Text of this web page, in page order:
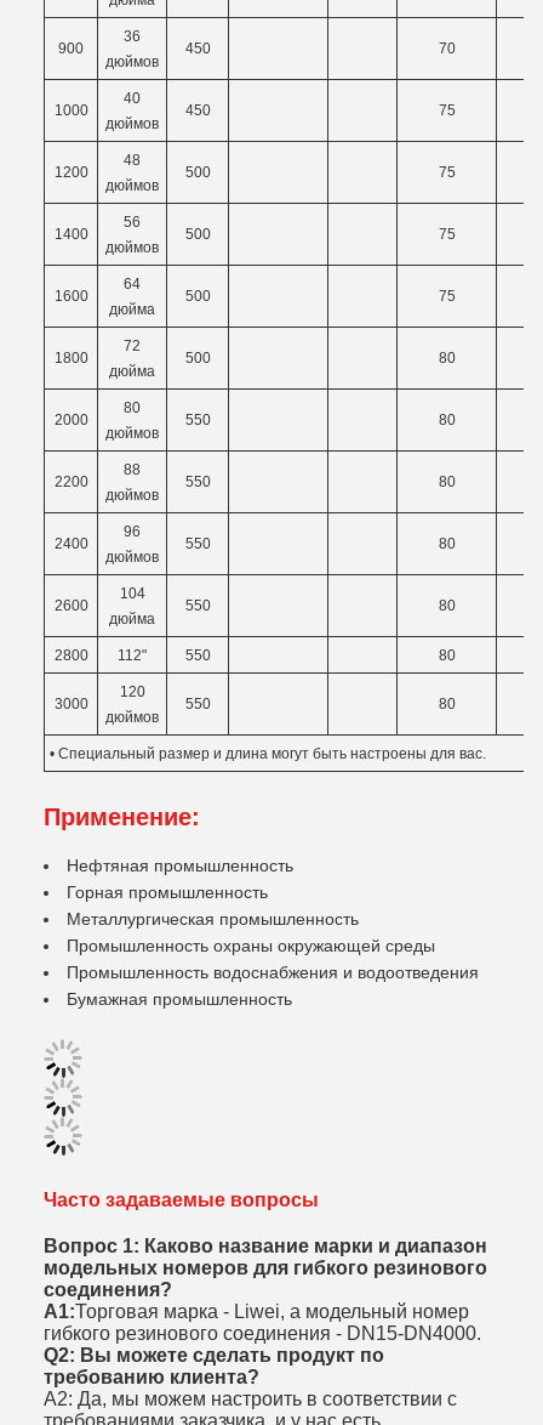
900
36
дюймов
450 70
1000
40
дюймов
450 75
1200
48
дюймов
500 75
1400
56
дюймов
500 75
1600
64
дюйма
500 75
1800
72
дюйма
500 80
2000
80
дюймов
550 80
2200
88
дюймов
550 80
2400
96
дюймов
550 80
2600
104
дюйма
550 80
2800 112" 550 80
3000
120
дюймов
550 80
• Специальный размер и длина могут быть настроены для вас.
Применение:
Нефтяная промышленность
Горная промышленность
Металлургическая промышленность
Промышленность охраны окружающей среды
Промышленность водоснабжения и водоотведения
Бумажная промышленность
Часто задаваемые вопросы
Вопрос 1: Каково название марки и диапазон
модельных номеров для гибкого резинового
соединения?
А1:Торговая марка - Liwei, а модельный номер
гибкого резинового соединения - DN15-DN4000.
Q2: Вы можете сделать продукт по
требованию клиента?
A2: Да, мы можем настроить в соответствии с
требованиями заказчика, и у нас есть